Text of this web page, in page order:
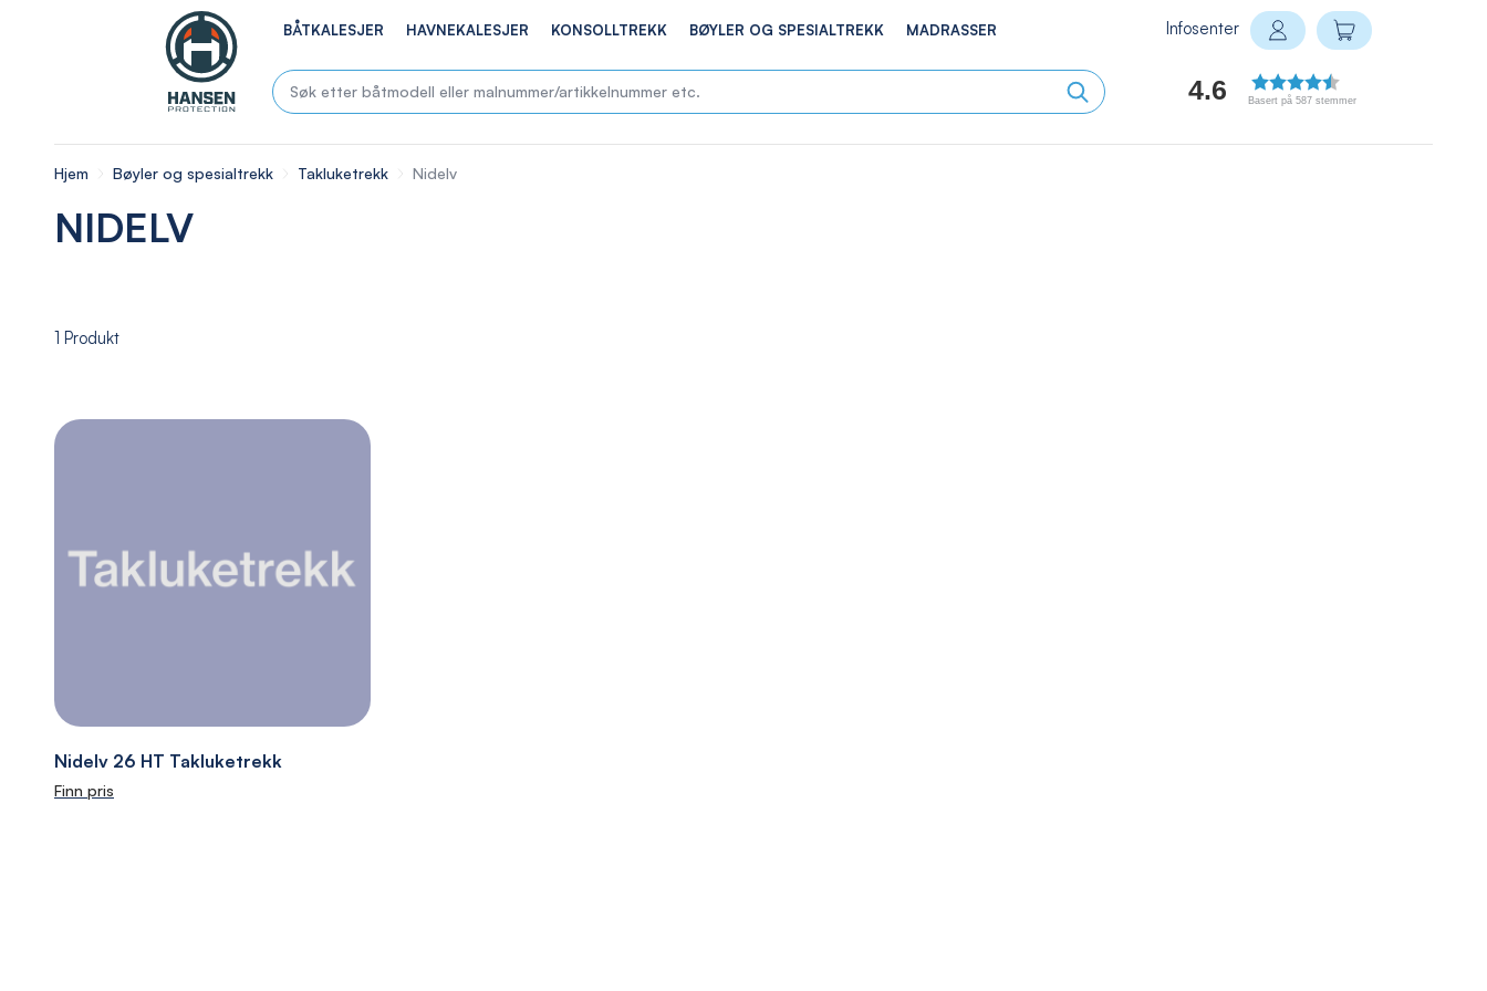
BÅTKALESJER HAVNEKALESJER KONSOLLTREKK BØYLER OG SPESIALTREKK MADRASSER
4.6 Basert på 587 stemmer
Infosenter
Logg inn
Min handlekurv
Hjem Bøyler og spesialtrekk Takluketrekk Nidelv
NIDELV
1 Produkt
Nidelv 26 HT Takluketrekk
Finn pris